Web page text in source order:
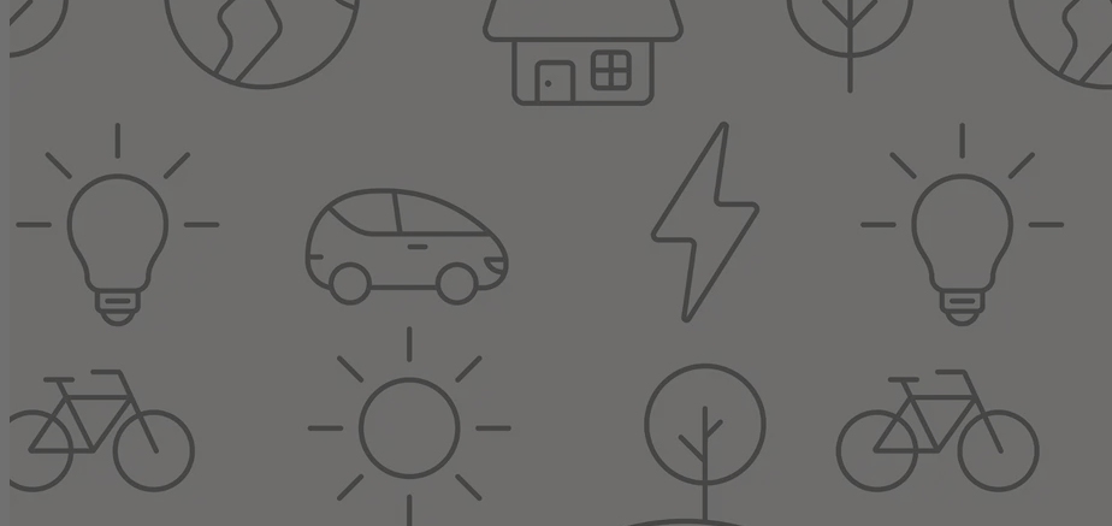
Ochrana osobních údajů Nastavení cookies English